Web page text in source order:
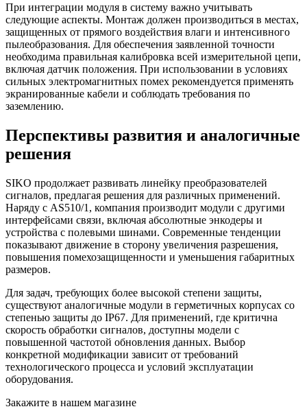
При интеграции модуля в систему важно учитывать
следующие аспекты. Монтаж должен производиться в местах,
защищенных от прямого воздействия влаги и интенсивного
пылеобразования. Для обеспечения заявленной точности
необходима правильная калибровка всей измерительной цепи,
включая датчик положения. При использовании в условиях
сильных электромагнитных помех рекомендуется применять
экранированные кабели и соблюдать требования по
заземлению.
Перспективы развития и аналогичные
решения
SIKO продолжает развивать линейку преобразователей
сигналов, предлагая решения для различных применений.
Наряду с AS510/1, компания производит модули с другими
интерфейсами связи, включая абсолютные энкодеры и
устройства с полевыми шинами. Современные тенденции
показывают движение в сторону увеличения разрешения,
повышения помехозащищенности и уменьшения габаритных
размеров.
Для задач, требующих более высокой степени защиты,
существуют аналогичные модули в герметичных корпусах со
степенью защиты до IP67. Для применений, где критична
скорость обработки сигналов, доступны модели с
повышенной частотой обновления данных. Выбор
конкретной модификации зависит от требований
технологического процесса и условий эксплуатации
оборудования.
Закажите в нашем магазине